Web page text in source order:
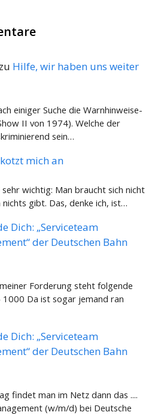
zu Hilfe, wir haben uns weiter
einiger Suche die Warnhinweise-
II von 1974). Welche der
sein…
mich an
wichtig: Man braucht sich nicht
nichts gibt. Das, denke ich, ist…
Dich: „Serviceteam
der Deutschen Bahn
Forderung steht folgende
Da ist sogar jemand ran
Dich: „Serviceteam
der Deutschen Bahn
findet man im Netz dann das ....
(w/m/d) bei Deutsche